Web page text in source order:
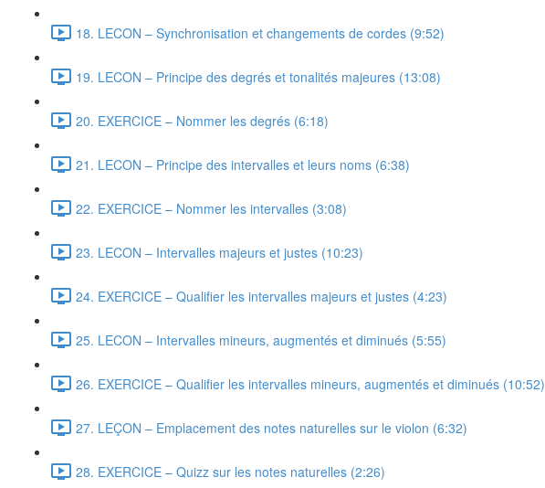
18. LECON – Synchronisation et changements de cordes (9:52)
19. LECON – Principe des degrés et tonalités majeures (13:08)
20. EXERCICE – Nommer les degrés (6:18)
21. LECON – Principe des intervalles et leurs noms (6:38)
22. EXERCICE – Nommer les intervalles (3:08)
23. LECON – Intervalles majeurs et justes (10:23)
24. EXERCICE – Qualifier les intervalles majeurs et justes (4:23)
25. LECON – Intervalles mineurs, augmentés et diminués (5:55)
26. EXERCICE – Qualifier les intervalles mineurs, augmentés et diminués (10:52)
27. LEÇON – Emplacement des notes naturelles sur le violon (6:32)
28. EXERCICE – Quizz sur les notes naturelles (2:26)